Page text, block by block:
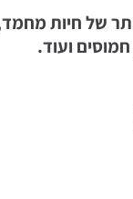
של חיות
ועוד.